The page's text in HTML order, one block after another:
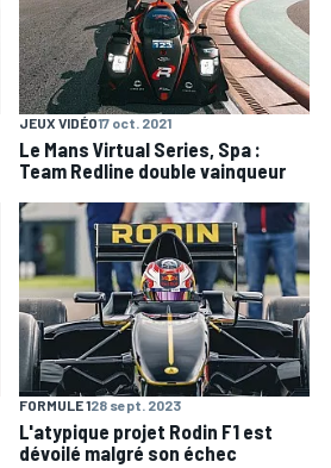
JEUX VIDÉO17 oct. 2021
Le Mans Virtual Series, Spa :
Team Redline double vainqueur
FORMULE 128 sept. 2023
L'atypique projet Rodin F1 est
dévoilé malgré son échec